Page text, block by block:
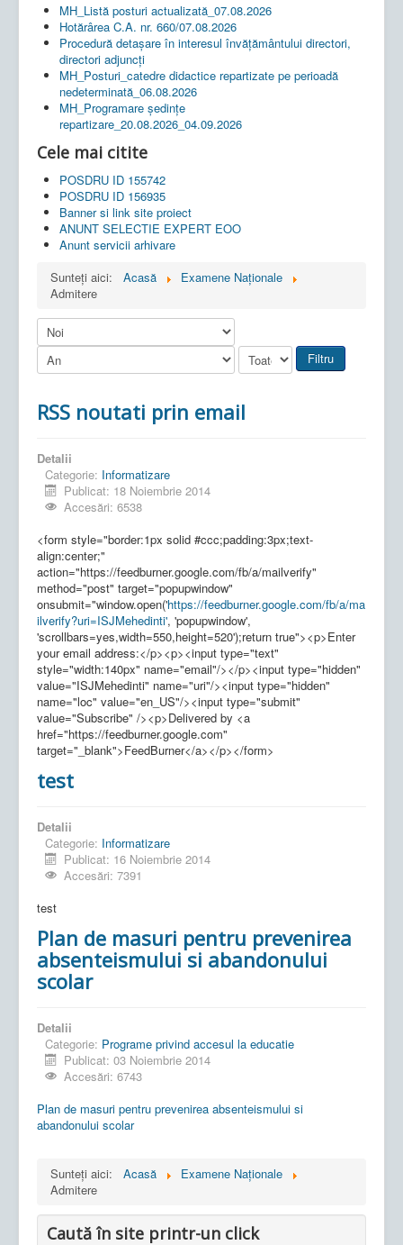
MH_Listă posturi actualizată_07.08.2026
Hotărârea C.A. nr. 660/07.08.2026
Procedură detașare în interesul învățământului directori,
directori adjuncți
MH_Posturi_catedre didactice repartizate pe perioadă
nedeterminată_06.08.2026
MH_Programare ședințe
repartizare_20.08.2026_04.09.2026
Cele mai citite
POSDRU ID 155742
POSDRU ID 156935
Banner si link site proiect
ANUNT SELECTIE EXPERT EOO
Anunt servicii arhivare
Sunteți aici:
Acasă
Examene Naționale
Admitere
Filtru
RSS noutati prin email
Detalii
Categorie: Informatizare
Publicat: 18 Noiembrie 2014
Accesări: 6538
<form style="border:1px solid #ccc;padding:3px;text-
align:center;"
action="https://feedburner.google.com/fb/a/mailverify"
method="post" target="popupwindow"
onsubmit="window.open('https://feedburner.google.com/fb/a/ma
ilverify?uri=ISJMehedinti', 'popupwindow',
'scrollbars=yes,width=550,height=520');return true"><p>Enter
your email address:</p><p><input type="text"
style="width:140px" name="email"/></p><input type="hidden"
value="ISJMehedinti" name="uri"/><input type="hidden"
name="loc" value="en_US"/><input type="submit"
value="Subscribe" /><p>Delivered by <a
href="https://feedburner.google.com"
target="_blank">FeedBurner</a></p></form>
test
Detalii
Categorie: Informatizare
Publicat: 16 Noiembrie 2014
Accesări: 7391
test
Plan de masuri pentru prevenirea
absenteismului si abandonului
scolar
Detalii
Categorie: Programe privind accesul la educatie
Publicat: 03 Noiembrie 2014
Accesări: 6743
Plan de masuri pentru prevenirea absenteismului si
abandonului scolar
Sunteți aici: Acasă
Examene Naționale
Admitere
Caută în site printr-un click